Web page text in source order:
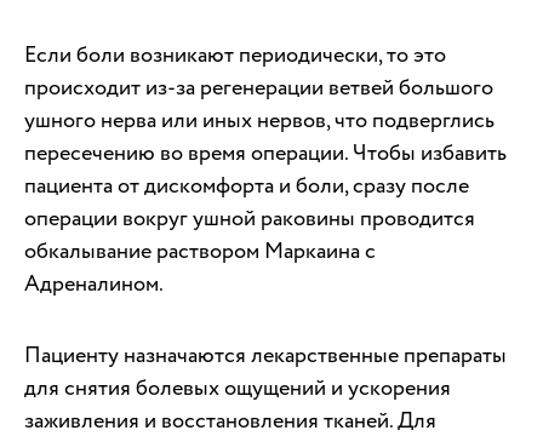
Если боли возникают периодически, то это
происходит из-за регенерации ветвей большого
ушного нерва или иных нервов, что подверглись
пересечению во время операции. Чтобы избавить
пациента от дискомфорта и боли, сразу после
операции вокруг ушной раковины проводится
обкалывание раствором Маркаина с
Адреналином.
Пациенту назначаются лекарственные препараты
для снятия болевых ощущений и ускорения
заживления и восстановления тканей. Для